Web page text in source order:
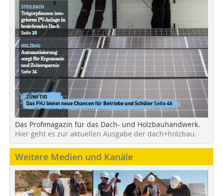
Das Profimagazin für das Dach- und Holzbauhandwerk.
Hier geht es zur aktuellen Ausgabe der dach+holzbau.
Weitere Medien und Kanäle